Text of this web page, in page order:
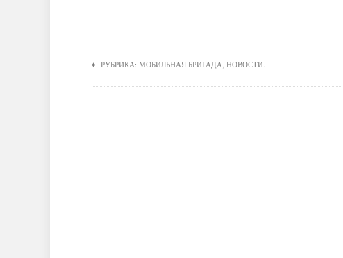
♦ РУБРИКА: МОБИЛЬНАЯ БРИГАДА, НОВОСТИ.